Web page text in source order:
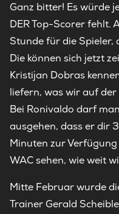
Ganz bitter! Es würde
DER Top-Scorer fehlt.
Stunde für die Spieler,
Die können sich jetzt
Kristijan Dobras
liefern, was wir auf
Bei Ronivaldo darf
ausgehen, dass er dir
Minuten zur
WAC sehen, wie weit
Mitte Februar wurde
Trainer Gerald